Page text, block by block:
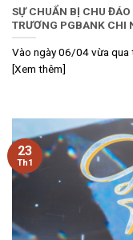
SỰ CHUẨN BỊ CHU
TRƯƠNG PGBANK CHI
Vào ngày 06/04 vừa qua
[Xem thêm]
23
Th1